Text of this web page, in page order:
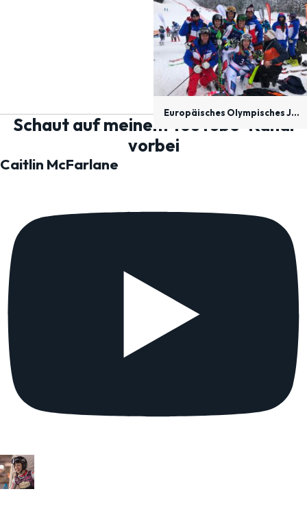
Europäisches Olympisches Jugendfestival, Sarajevo 2019
Schaut auf meinem YouTube-Kanal
vorbei
Caitlin McFarlane